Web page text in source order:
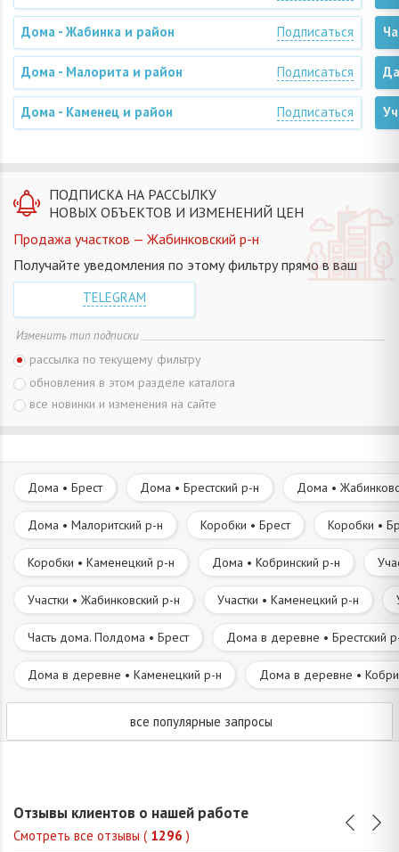
Дома - Жабинка и район Подписаться
Дома - Малорита и район Подписаться
Дома - Каменец и район Подписаться
ПОДПИСКА НА РАССЫЛКУ
НОВЫХ ОБЪЕКТОВ И ИЗМЕНЕНИЙ ЦЕН
Продажа участков — Жабинковский р-н
Получайте уведомления по этому фильтру прямо в ваш
TELEGRAM
Изменить тип подписки
рассылка по текущему фильтру
обновления в этом разделе каталога
все новинки и изменения на сайте
Дома • Брест Дома • Брестский р-н Дома •
Дома • Малоритский р-н Коробки • Брест Коробки •
Коробки • Каменецкий р-н Дома • Кобринский р-н
Участки • Жабинковский р-н Участки • Каменецкий р-н
Часть дома. Полдома • Брест Дома в деревне • Брестский
Дома в деревне • Каменецкий р-н Дома в деревне •
все популярные запросы
Отзывы клиентов о нашей работе
Смотреть все отзывы ( 1296 )